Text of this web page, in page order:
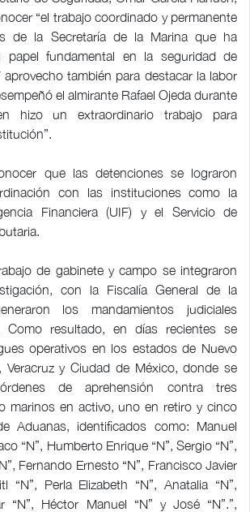
“el trabajo coordinado y permanente
de la Secretaría de la Marina que ha
papel fundamental en la seguridad de
también para destacar la labor
el almirante Rafael Ojeda durante
hizo un extraordinario trabajo para
que las detenciones se lograron
con las instituciones como la
Financiera (UIF) y el Servicio de
de gabinete y campo se integraron
con la Fiscalía General de la
los mandamientos judiciales
Como resultado, en días recientes se
operativos en los estados de Nuevo
Veracruz y Ciudad de México, donde se
de aprehensión contra tres
marinos en activo, uno en retiro y cinco
Aduanas, identificados como: Manuel
“N”, Humberto Enrique “N”, Sergio “N”,
Fernando Ernesto “N”, Francisco Javier
“N”, Perla Elizabeth “N”, Anatalia “N”,
“N”, Héctor Manuel “N” y José “N”.”,